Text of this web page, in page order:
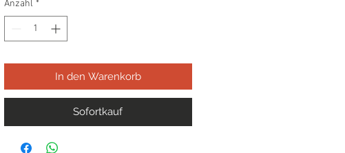
Anzahl *
In den Warenkorb
Sofortkauf